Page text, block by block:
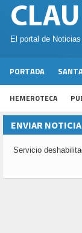
El portal de
PORTADA
HEMEROTECA
ENVIAR
Servicio